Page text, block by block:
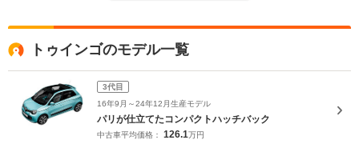
トゥインゴのモデル一覧
3代目
16年9月～24年12月生産モデル
パリが仕立てたコンパクトハッチバック
中古車平均価格： 126.1万円